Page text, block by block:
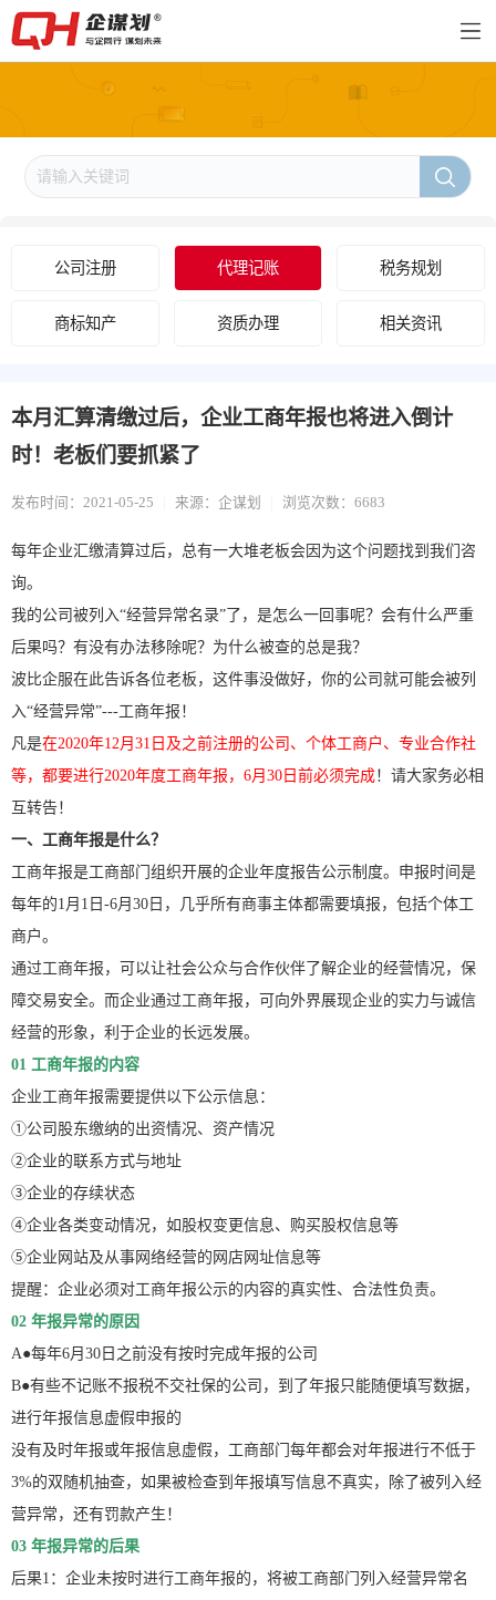
公司注册 代理记账 税务规划
商标知产 资质办理 相关资讯
本月汇算清缴过后，企业工商年报也将进入倒计
时！老板们要抓紧了
发布时间：2021-05-25 来源：企谋划 浏览次数：6683
每年企业汇缴清算过后，总有一大堆老板会因为这个问题找到我们咨
询。
我的公司被列入“经营异常名录”了，是怎么一回事呢？会有什么严重
后果吗？有没有办法移除呢？为什么被查的总是我？
波比企服在此告诉各位老板，这件事没做好，你的公司就可能会被列
入“经营异常”---工商年报！
凡是在2020年12月31日及之前注册的公司、个体工商户、专业合作社
等，都要进行2020年度工商年报，6月30日前必须完成！请大家务必相
互转告！
一、工商年报是什么？
工商年报是工商部门组织开展的企业年度报告公示制度。申报时间是
每年的1月1日-6月30日，几乎所有商事主体都需要填报，包括个体工
商户。
通过工商年报，可以让社会公众与合作伙伴了解企业的经营情况，保
障交易安全。而企业通过工商年报，可向外界展现企业的实力与诚信
经营的形象，利于企业的长远发展。
01 工商年报的内容
企业工商年报需要提供以下公示信息：
①公司股东缴纳的出资情况、资产情况
②企业的联系方式与地址
③企业的存续状态
④企业各类变动情况，如股权变更信息、购买股权信息等
⑤企业网站及从事网络经营的网店网址信息等
提醒：企业必须对工商年报公示的内容的真实性、合法性负责。
02 年报异常的原因
A●每年6月30日之前没有按时完成年报的公司
B●有些不记账不报税不交社保的公司，到了年报只能随便填写数据，
进行年报信息虚假申报的
没有及时年报或年报信息虚假，工商部门每年都会对年报进行不低于
3%的双随机抽查，如果被检查到年报填写信息不真实，除了被列入经
营异常，还有罚款产生！
03 年报异常的后果
后果1：企业未按时进行工商年报的，将被工商部门列入经营异常名